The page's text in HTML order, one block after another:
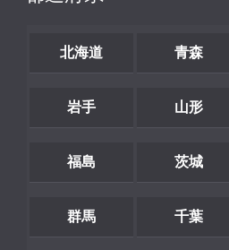
北海道 青森
岩手 山形
福島 茨城
群馬 千葉